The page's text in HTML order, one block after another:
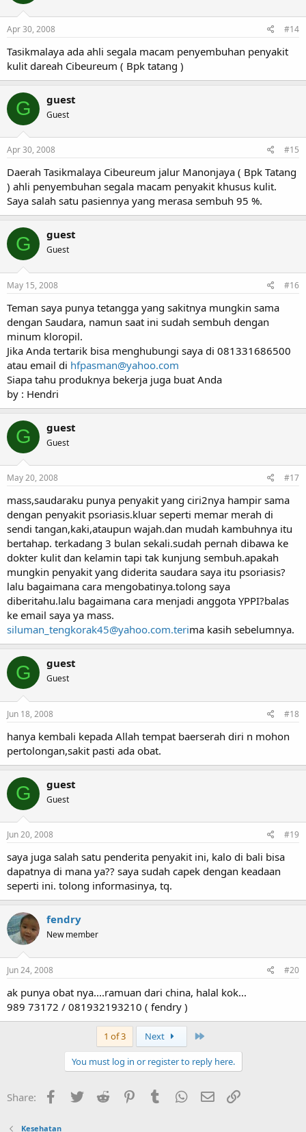
Apr 30, 2008 #14
Tasikmalaya ada ahli segala macam penyembuhan penyakit
kulit dareah Cibeureum ( Bpk tatang )
G guest
Guest
Apr 30, 2008 #15
Daerah Tasikmalaya Cibeureum jalur Manonjaya ( Bpk Tatang
) ahli penyembuhan segala macam penyakit khusus kulit.
Saya salah satu pasiennya yang merasa sembuh 95 %.
G guest
Guest
May 15, 2008 #16
Teman saya punya tetangga yang sakitnya mungkin sama
dengan Saudara, namun saat ini sudah sembuh dengan
minum kloropil.
Jika Anda tertarik bisa menghubungi saya di 081331686500
atau email di hfpasman@yahoo.com
Siapa tahu produknya bekerja juga buat Anda
by : Hendri
G guest
Guest
May 20, 2008 #17
mass,saudaraku punya penyakit yang ciri2nya hampir sama
dengan penyakit psoriasis.kluar seperti memar merah di
sendi tangan,kaki,ataupun wajah.dan mudah kambuhnya itu
bertahap. terkadang 3 bulan sekali.sudah pernah dibawa ke
dokter kulit dan kelamin tapi tak kunjung sembuh.apakah
mungkin penyakit yang diderita saudara saya itu psoriasis?
lalu bagaimana cara mengobatinya.tolong saya
diberitahu.lalu bagaimana cara menjadi anggota YPPI?balas
ke email saya ya mass.
siluman_tengkorak45@yahoo.com.terima kasih sebelumnya.
G guest
Guest
Jun 18, 2008 #18
hanya kembali kepada Allah tempat baerserah diri n mohon
pertolongan,sakit pasti ada obat.
G guest
Guest
Jun 20, 2008 #19
saya juga salah satu penderita penyakit ini, kalo di bali bisa
dapatnya di mana ya?? saya sudah capek dengan keadaan
seperti ini. tolong informasinya, tq.
fendry
New member
Jun 24, 2008 #20
ak punya obat nya....ramuan dari china, halal kok...
989 73172 / 081932193210 ( fendry )
1 of 3 Next
You must log in or register to reply here.
Share: Facebook
Twitter Reddit PinterestTumblr WhatsApp
Email
Kesehatan